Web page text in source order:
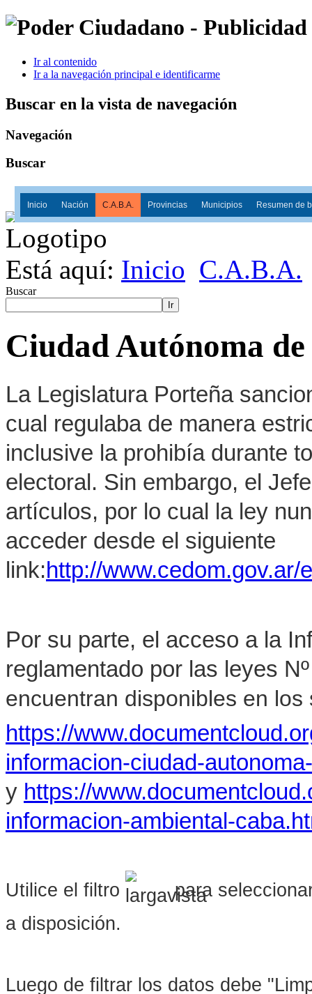
Ir al contenido
Ir a la navegación principal e identificarme
Buscar en la vista de navegación
Navegación
Buscar
Inicio Nación C.A.B.A. Provincias Municipios Resumen de
Está aquí: Inicio C.A.B.A.
Buscar
Ir
Ciudad Autónoma
La Legislatura Porteña
cual regulaba de manera
inclusive la prohibía durante
electoral. Sin embargo, el
artículos, por lo cual la ley
acceder desde el siguiente
link:http://
Por su parte, el acceso a la
reglamentado por las leyes
encuentran disponibles en los
https://
informacion-ciudad-
y https://
informacion-ambiental-
Utilice el filtro
para
a disposición.
Luego de filtrar los datos debe